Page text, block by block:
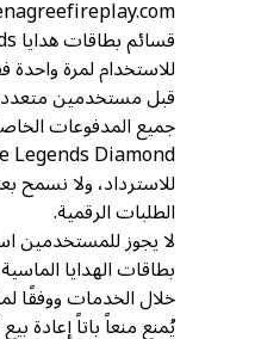
للاستخدام لمرة واحدة فقط
قبل مستخدمين متعددين.
جميع المدفوعات الخاصة
للاسترداد، ولا نسمح
الطلبات الرقمية.
لا يجوز للمستخدمين
بطاقات الهدايا الماسية من
خلال الخدمات ووفقًا لما
يُمنع منعاً باتاً إعادة بيع